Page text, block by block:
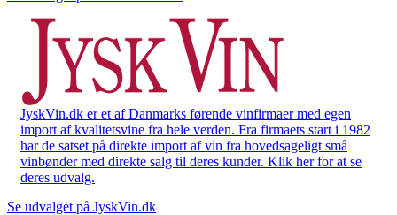
JyskVin.dk er et af Danmarks førende vinfirmaer med egen
import af kvalitetsvine fra hele verden. Fra firmaets start i 1982
har de satset på direkte import af vin fra hovedsageligt små
vinbønder med direkte salg til deres kunder. Klik her for at se
deres udvalg.
Se udvalget på JyskVin.dk